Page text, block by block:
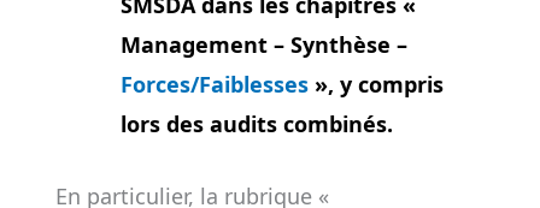
Management – Synthèse –
Forces/Faiblesses», y compris
lors des audits combinés.
En particulier, la rubrique «